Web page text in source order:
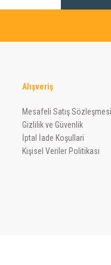
Alışveriş
Mesafeli Satış Sözleşmesi
Gizlilik ve Güvenlik
İptal İade Koşullari
Kişisel Veriler Politikası